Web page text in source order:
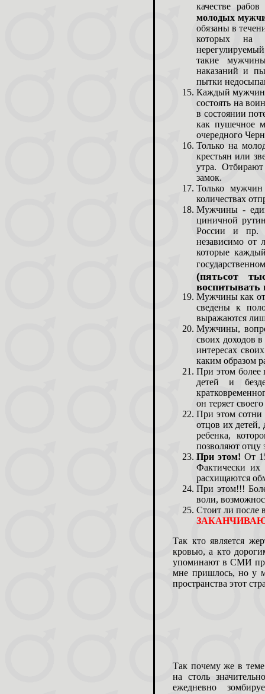
качестве
молодых
обязаны в
которых на
такие
наказаний и
пытки
Каждый
состоять на
в состоянии
как пушечное
очередного
Только на
крестьян или
утра.
замок.
Только мужчин
количествах
Мужчины -
циничной
России и пр.
независимо от
которые
(пятьсот
воспитывать
Мужчины как
сведены к
выражаются
Мужчины,
своих доходов
интересах
каким образом
При этом более
детей и
он теряет
При этом сотни
отцов их детей,
ребенка,
позволяют отцу
При этом! От
Фактически их
расхищаются
При этом!!!
воли,
Стоит ли после
Так кто является
кровью, а кто
упоминают в СМИ при
мне пришлось, но у
пространства этот
Так почему же в
на столь
ежедневно